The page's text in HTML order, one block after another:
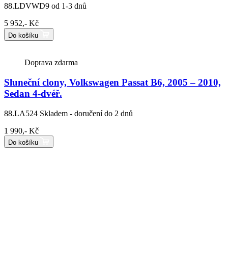
88.LDVWD9 od 1-3 dnů
5 952,- Kč
Do košíku
Doprava zdarma
Sluneční clony, Volkswagen Passat B6, 2005 – 2010,
Sedan 4-dvéř.
88.LA524 Skladem - doručení do 2 dnů
1 990,- Kč
Do košíku